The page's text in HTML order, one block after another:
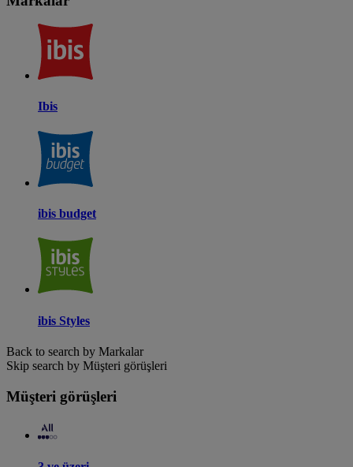
Ibis
ibis budget
ibis Styles
Back to search by Markalar
Skip search by Müşteri görüşleri
Müşteri görüşleri